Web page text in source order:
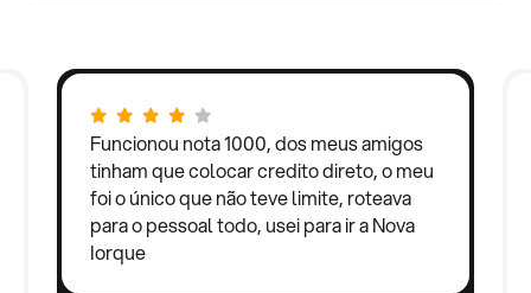
Funcionou nota 1000, dos meus amigos
tinham que colocar credito direto, o meu
foi o único que não teve limite, roteava
para o pessoal todo, usei para ir a Nova
Iorque